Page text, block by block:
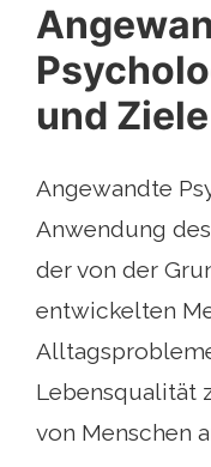
und Ziele
Angewandte
Anwendung
der von der
entwickelten
Lebensqualität
von Menschen